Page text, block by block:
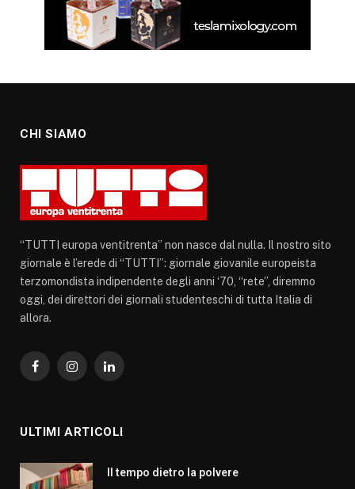
CHI SIAMO
“TUTTI europa ventitrenta” non nasce dal nulla. Il nostro sito
giornale è l’erede di “TUTTI”: giornale giovanile europeista
terzomondista indipendente degli anni ‘70, “rete”, diremmo
oggi, dei direttori dei giornali studenteschi di tutta Italia di
allora.
FacebookInstagramLinkedIn
ULTIMI ARTICOLI
Il tempo dietro la polvere